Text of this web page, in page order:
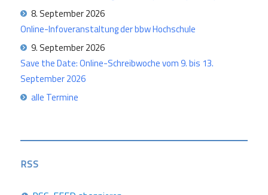
8. September 2026
Online-Infoveranstaltung der bbw Hochschule
9. September 2026
Save the Date: Online-Schreibwoche vom 9. bis 13.
September 2026
alle Termine
RSS